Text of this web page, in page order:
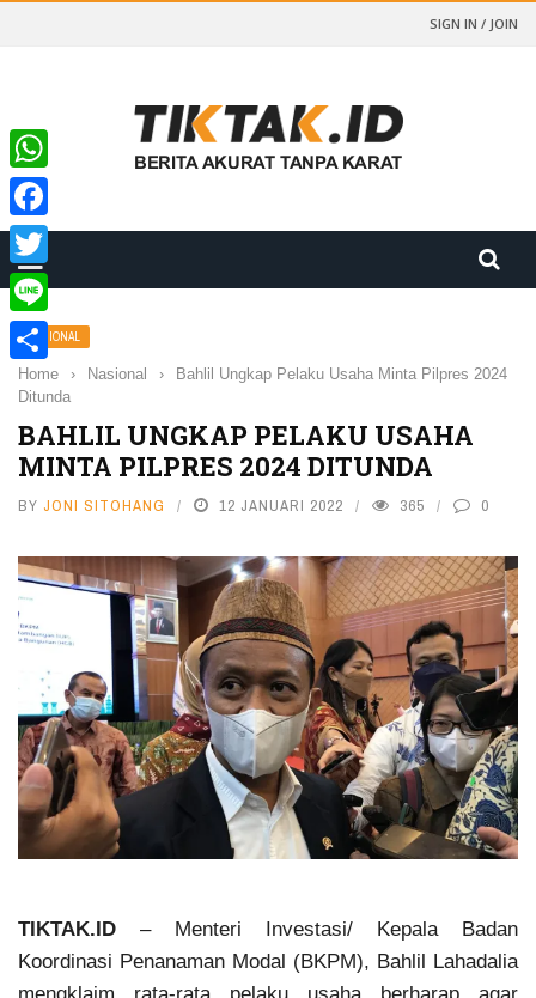
SIGN IN / JOIN
NASIONAL
Home › Nasional ›
Bahlil Ungkap Pelaku Usaha Minta Pilpres 2024
Ditunda
BAHLIL UNGKAP PELAKU USAHA
MINTA PILPRES 2024 DITUNDA
BY JONI SITOHANG 12 JANUARI 2022 365 0
TIKTAK.ID – Menteri Investasi/ Kepala Badan
Koordinasi Penanaman Modal (BKPM), Bahlil Lahadalia
WhatsApp
Facebook
Twitter
Line
Share